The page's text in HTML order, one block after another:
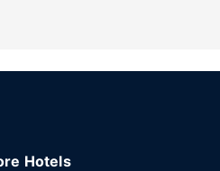
Hotels